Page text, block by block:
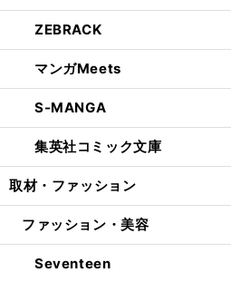
ZEBRACK
マンガMeets
S-MANGA
集英社コミック文庫
取材・ファッション
ファッション・美容
Seventeen